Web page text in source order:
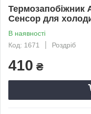
Термозапобіжник
Сенсор для
В наявності
Код: 1671
Роздріб
410 ₴